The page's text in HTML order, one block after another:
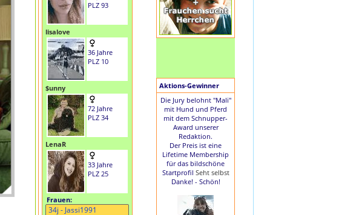
PLZ 93
lisalove
36 Jahre
PLZ 10
$unny
72 Jahre
PLZ 34
LenaR
33 Jahre
PLZ 25
Frauen:
Aktions-Gewinner
Die Jury belohnt "Mali"
mit Hund und Pferd
mit dem Schnupper-
Award unserer
Redaktion.
Der Preis ist eine
Lifetime Membership
für das bildschöne
Startprofil Seht selbst
Danke! - Schön!